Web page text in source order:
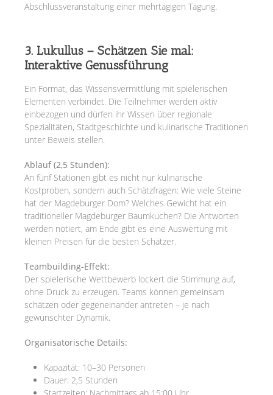
Abschlussveranstaltung einer mehrtägigen Tagung.
3. Lukullus – Schätzen Sie mal:
Interaktive Genussführung
Ein Format, das Wissensvermittlung mit spielerischen
Elementen verbindet. Die Teilnehmer werden aktiv
einbezogen und dürfen ihr Wissen über regionale
Spezialitäten, Stadtgeschichte und kulinarische Traditionen
unter Beweis stellen.
Ablauf (2,5 Stunden):
An fünf Stationen gibt es nicht nur kulinarische
Kostproben, sondern auch Schätzfragen: Wie viele Steine
hat der Magdeburger Dom? Welches Gewicht hat ein
traditioneller Magdeburger Baumkuchen? Die Antworten
werden notiert, am Ende gibt es eine Auswertung mit
kleinen Preisen für die besten Schätzer.
Teambuilding-Effekt:
Der spielerische Wettbewerb lockert die Stimmung auf,
ohne Druck zu erzeugen. Teams können gemeinsam
schätzen oder gegeneinander antreten – je nach
gewünschter Dynamik.
Organisatorische Details:
Kapazität: 10–30 Personen
Dauer: 2,5 Stunden